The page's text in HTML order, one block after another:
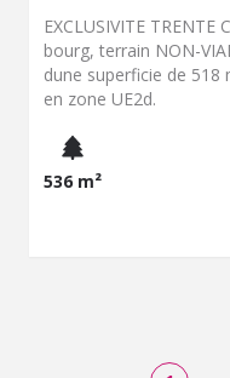
EXCLUSIVITE TRENTE
bourg, terrain NON-
dune superficie de 518
en zone UE2d.
536 m²